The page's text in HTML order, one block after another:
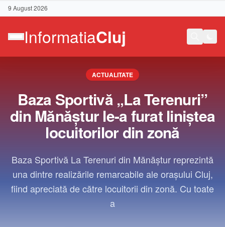
9 August 2026
ACTUALITATE
Baza Sportivă „La Terenuri”
din Mănăștur le-a furat liniștea
locuitorilor din zonă
Baza Sportivă La Terenuri din Mănăștur reprezintă
una dintre realizările remarcabile ale orașului Cluj,
fiind apreciată de către locuitorii din zonă. Cu toate
a